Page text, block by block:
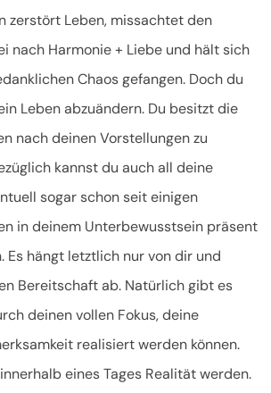
zerstört Leben, missachtet den
nach Harmonie + Liebe und hält sich
Chaos gefangen. Doch du
Leben abzuändern. Du besitzt die
nach deinen Vorstellungen zu
kannst du auch all deine
sogar schon seit einigen
in deinem Unterbewusstsein präsent
Es hängt letztlich nur von dir und
Bereitschaft ab. Natürlich gibt es
deinen vollen Fokus, deine
realisiert werden können.
eines Tages Realität werden.